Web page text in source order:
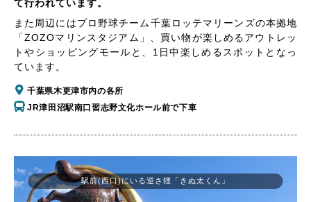
て行われています。
また周辺にはプロ野球チーム千葉ロッテマリーンズの本拠地
「ZOZOマリンスタジアム」、買い物が楽しめるアウトレッ
トやショッピングモールと、1日中楽しめるスポットとなっ
ています。
千葉県木更津市内の各所
JR津田沼駅南口習志野文化ホール前で下車
駅前(西口)にいる逆さ狸「きぬ太くん」